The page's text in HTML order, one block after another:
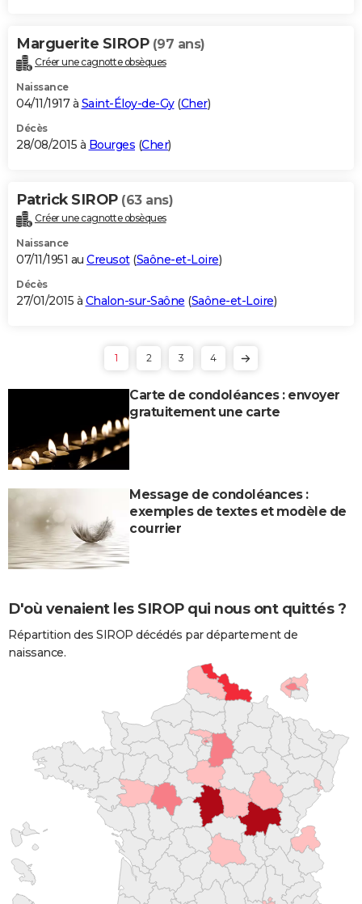
Marguerite SIROP (97 ans)
Créer une cagnotte obsèques
Naissance
04/11/1917 à Saint-Éloy-de-Gy(Cher)
Décès
28/08/2015 à Bourges (Cher)
Patrick SIROP (63 ans)
Créer une cagnotte obsèques
Naissance
07/11/1951 au Creusot(Saône-et-Loire)
Décès
27/01/2015 à Chalon-sur-Saône (Saône-et-Loire)
1 2 3 4
Carte de condoléances : envoyer
gratuitement une carte
Message de condoléances :
exemples de textes et modèle de
courrier
D'où venaient les SIROP qui nous ont quittés ?
Répartition des SIROP décédés par département de
naissance.